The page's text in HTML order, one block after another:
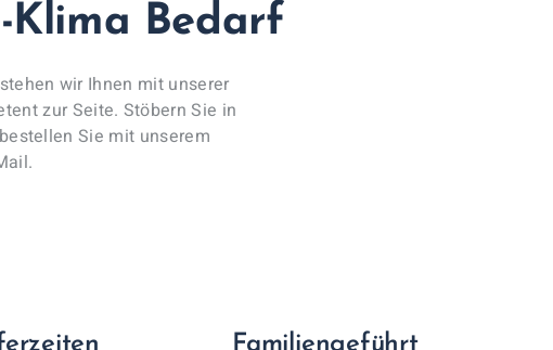
Klima Bedarf
wir Ihnen mit unserer
zur Seite. Stöbern Sie in
Sie mit unserem